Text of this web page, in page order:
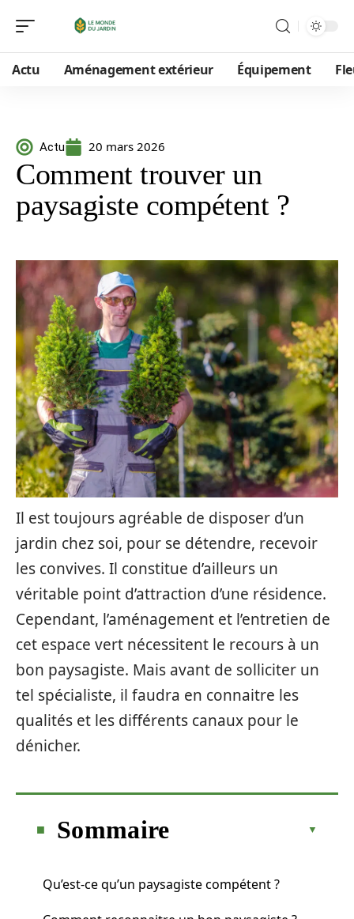
Actu Aménagement extérieur Équipement
Actu 20 mars 2026
Comment trouver un
paysagiste compétent ?
Il est toujours agréable de disposer d’un
jardin chez soi, pour se détendre, recevoir
les convives. Il constitue d’ailleurs un
véritable point d’attraction d’une résidence.
Cependant, l’aménagement et l’entretien de
cet espace vert nécessitent le recours à un
bon paysagiste. Mais avant de solliciter un
tel spécialiste, il faudra en connaitre les
qualités et les différents canaux pour le
dénicher.
Sommaire
Qu’est-ce qu’un paysagiste compétent ?